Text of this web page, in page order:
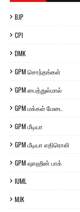
BJP
CPI
DMK
GPM சொந்தங்கள்
GPM பைத்துல்மால்
GPM மக்கள் மேடை
GPM மீடியா
GPM மீடியா எதிரொலி
GPM ஷாஹின் பாக்
IUML
MJK